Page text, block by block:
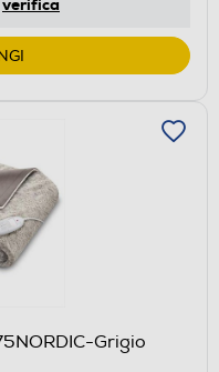
verifica
Grigio